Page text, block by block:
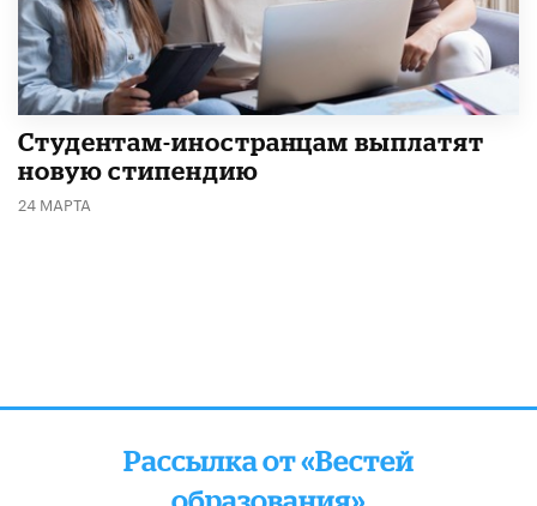
Студентам-иностранцам выплатят
новую стипендию
24 МАРТА
Рассылка от «Вестей
образования»